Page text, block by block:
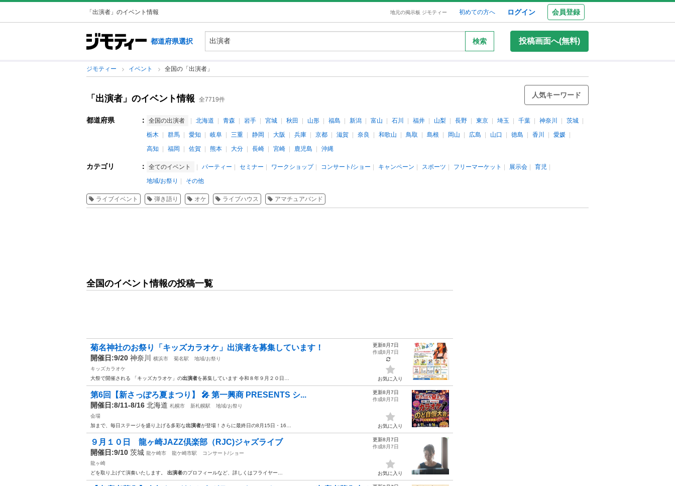
「出演者」のイベント情報 地元の掲示板 ジモティー 初めての方へ ログイン 会員登録
都道府県選択 検索 投稿画面へ(無料)
ジモティー イベント 全国の「出演者」
「出演者」のイベント情報 全7719件
人気キーワード
都道府県 ： 全国の出演者 北海道 青森 岩手 宮城 秋田 山形 福島 新潟 富山 石川 福井 山梨 長野 東京 埼玉 千葉 神奈川
茨城
栃木
群馬 愛知 岐阜 三重 静岡 大阪 兵庫 京都 滋賀 奈良 和歌山 鳥取 島根 岡山 広島 山口 徳島 香川
愛媛
高知
福岡 佐賀 熊本 大分 長崎 宮崎 鹿児島 沖縄
カテゴリ ： 全てのイベント パーティー セミナー ワークショップ コンサート/ショー キャンペーン スポーツ フリーマーケット 展示会
育児
地域/お祭り
その他
ライブイベント 弾き語り オケ ライブハウス アマチュアバンド
全国のイベント情報の投稿一覧
菊名神社のお祭り「キッズカラオケ」出演者を募集しています！
開催日:9/20 神奈川 横浜市 菊名駅
地域/お祭り
キッズカラオケ
大祭で開催される 「キッズカラオケ」の出演者を募集しています 令和８年９月２０日…
更新8月7日
作成8月7日
お気に入り
第6回【新さっぽろ夏まつり】 🎤 第一興商 PRESENTS シ...
開催日:8/11-8/16 北海道 札幌市 新札幌駅
地域/お祭り
会場
加まで、毎日ステージを盛り上げる多彩な出演者が登場！さらに最終日の8月15日・16…
更新8月7日
作成8月7日
お気に入り
９月１０日 龍ヶ崎JAZZ倶楽部（RJC)ジャズライブ
開催日:9/10 茨城 龍ケ崎市 龍ケ崎市駅
コンサート/ショー
龍ヶ崎
どを取り上げて演奏いたします。 出演者のプロフィールなど、詳しくはフライヤー…
更新8月7日
作成8月7日
お気に入り